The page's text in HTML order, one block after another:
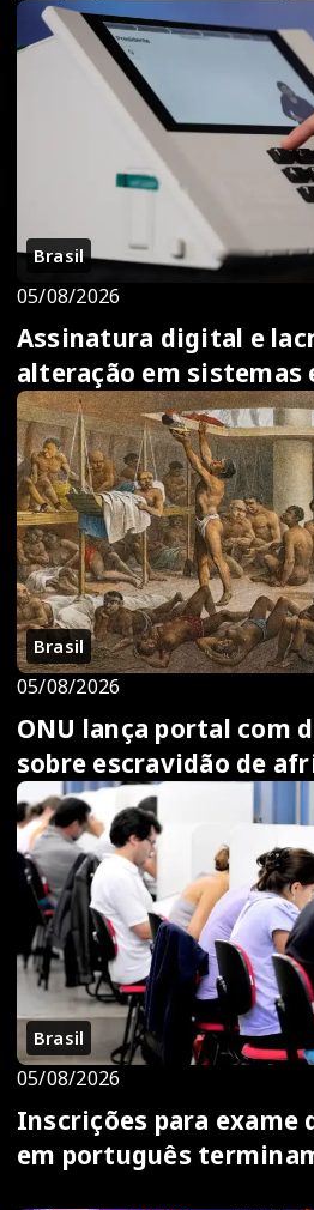
Brasil
05/08/2026
Assinatura digital e
alteração em
Brasil
05/08/2026
ONU lança portal com
sobre escravidão de
Brasil
05/08/2026
Inscrições para exame
em português